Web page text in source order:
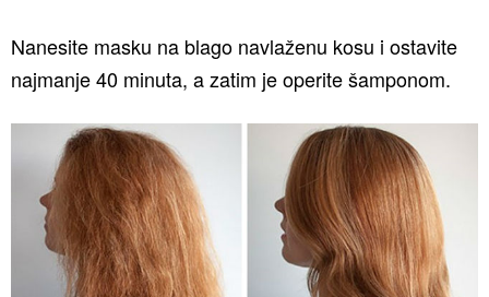
Nanesite masku na blago navlaženu kosu i ostavite
najmanje 40 minuta, a zatim je operite šamponom.